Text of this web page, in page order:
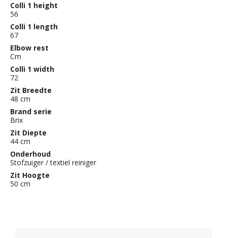
Colli 1 height
56
Colli 1 length
67
Elbow rest
Cm
Colli 1 width
72
Zit Breedte
48 cm
Brand serie
Brix
Zit Diepte
44 cm
Onderhoud
Stofzuiger / textiel reiniger
Zit Hoogte
50 cm